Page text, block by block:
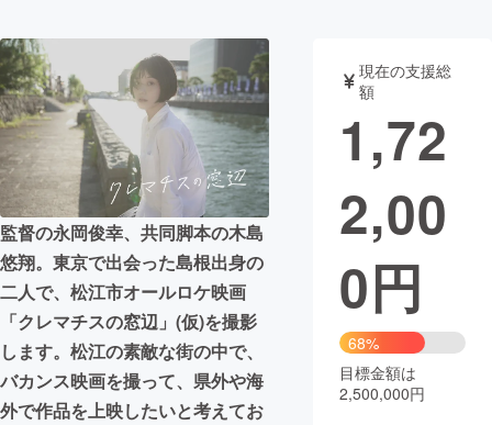
テクノロジー・ガジェット
映像・映画 書籍・雑誌
ビジネス・起業 チャレンジ
まちづくり・地域活性化
CAMPFIRE for Social Good
CAMPFIRE Creation
CAMPFIREふるさと納税machi-ya コミュニティ
監督の永岡俊幸、共同脚本の木島
悠翔。東京で出会った島根出身の
二人で、松江市オールロケ映画
「クレマチスの窓辺」(仮)を撮影
します。松江の素敵な街の中で、
バカンス映画を撮って、県外や海
外で作品を上映したいと考えてお
現在の支援総
額
1,72
2,00
0円
68%
目標金額は
2,500,000円